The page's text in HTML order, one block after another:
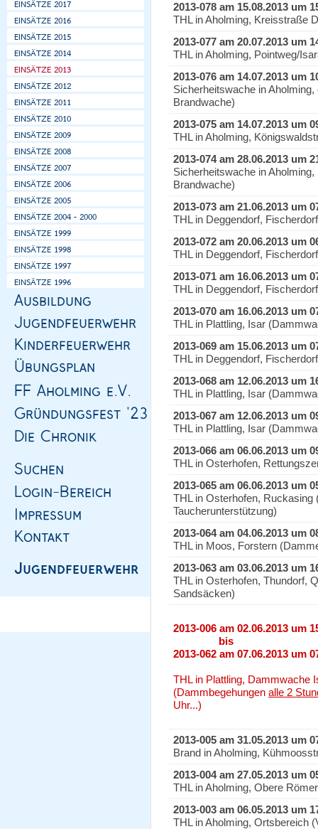
2013-078 am 15.08.2013 um
THL in Aholming, Kreisstraße
2013-077 am 20.07.2013 um
THL in Aholming, Pointweg/
2013-076 am 14.07.2013 um
Sicherheitswache in
Brandwache)
2013-075 am 14.07.2013 um
THL in Aholming,
2013-074 am 28.06.2013 um
Sicherheitswache in
Brandwache)
2013-073 am 21.06.2013 um
THL in Deggendorf,
2013-072 am 20.06.2013 um
THL in Deggendorf,
2013-071 am 16.06.2013 um
THL in Deggendorf,
2013-070 am 16.06.2013 um
THL in Plattling, Isar
2013-069 am 15.06.2013 um
THL in Deggendorf,
2013-068 am 12.06.2013 um
THL in Plattling, Isar
2013-067 am 12.06.2013 um
THL in Plattling, Isar
2013-066 am 06.06.2013 um
THL in Osterhofen,
2013-065 am 06.06.2013 um
THL in Osterhofen,
Taucherunterstützung)
2013-064 am 04.06.2013 um
THL in Moos, Forstern
2013-063 am 03.06.2013 um
THL in Osterhofen, Thundorf,
Sandsäcken)
2013-006 am 02.06.2013 um
bis
2013-062 am 07.06.2013 um
THL in Plattling, Dammwache
(Dammbegehungen alle 2
Uhr...)
2013-005 am 31.05.2013 um
Brand in Aholming,
2013-004 am 27.05.2013 um
THL in Aholming, Obere
2013-003 am 06.05.2013 um
THL in Aholming, Ortsbereich